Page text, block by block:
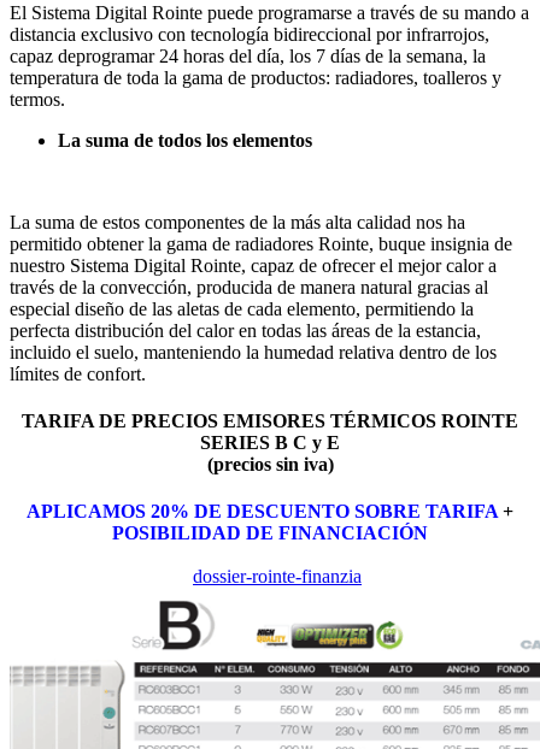
El Sistema Digital Rointe puede programarse a través de su mando a
distancia exclusivo con tecnología bidireccional por infrarrojos,
capaz deprogramar 24 horas del día, los 7 días de la semana, la
temperatura de toda la gama de productos: radiadores, toalleros y
termos.
La suma de todos los elementos
La suma de estos componentes de la más alta calidad nos ha
permitido obtener la gama de radiadores Rointe, buque insignia de
nuestro Sistema Digital Rointe, capaz de ofrecer el mejor calor a
través de la convección, producida de manera natural gracias al
especial diseño de las aletas de cada elemento, permitiendo la
perfecta distribución del calor en todas las áreas de la estancia,
incluido el suelo, manteniendo la humedad relativa dentro de los
límites de confort.
TARIFA DE PRECIOS EMISORES TÉRMICOS ROINTE
SERIES B C y E
(precios sin iva)
APLICAMOS 20% DE DESCUENTO SOBRE TARIFA +
POSIBILIDAD DE FINANCIACIÓN
dossier-rointe-finanzia